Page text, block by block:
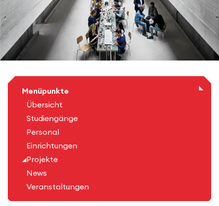
Menüpunkte
Übersicht
Studiengänge
Personal
Einrichtungen
Projekte
News
Veranstaltungen